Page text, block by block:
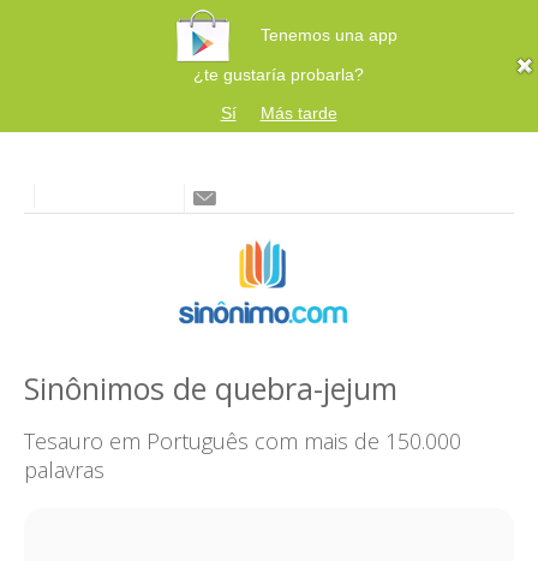
Tenemos una app
¿te gustaría probarla?
Sí
Más tarde
Sinônimos de quebra-jejum
Tesauro em Português com mais de 150.000
palavras